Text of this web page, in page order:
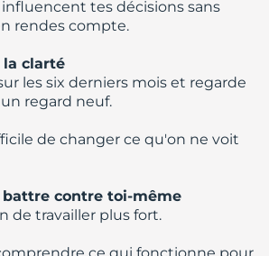
tes décisions sans
rendes compte.
la clarté
les six derniers mois et regarde
regard neuf.
de changer ce qu'on ne voit
contre toi-même
de travailler plus fort.